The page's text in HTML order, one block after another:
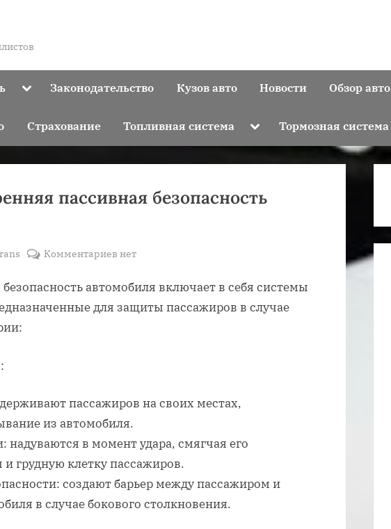
ToggleЗаконодательство Кузов авто Новости Обзор авто
Страхование Топливная система Toggle
menu
Тормозная система
пассивная безопасность
Комментариев к
Что
такое
нет
автомобиля включает в себя системы
для защиты пассажиров в случае
пассажиров на своих местах,
из автомобиля.
надуваются в момент удара, смягчая его
и грудную клетку пассажиров.
создают барьер между пассажиром и
в случае бокового столкновения.